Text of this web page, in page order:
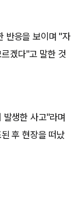
반응을 보이며 "자
겠다"고 말한 것
생한 사고"라며
후 현장을 떠났